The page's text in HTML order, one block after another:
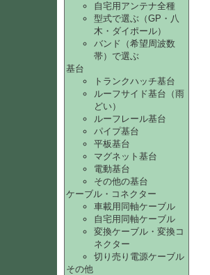
自宅用アンテナ全種
型式で選ぶ（GP・八
木・ダイポール）
バンド（希望周波数
帯）で選ぶ
基台
トランクハッチ基台
ルーフサイド基台（雨
どい）
ルーフレール基台
パイプ基台
平板基台
マグネット基台
電動基台
その他の基台
ケーブル・コネクター
車載用同軸ケーブル
自宅用同軸ケーブル
変換ケーブル・変換コ
ネクター
切り売り電源ケーブル
その他